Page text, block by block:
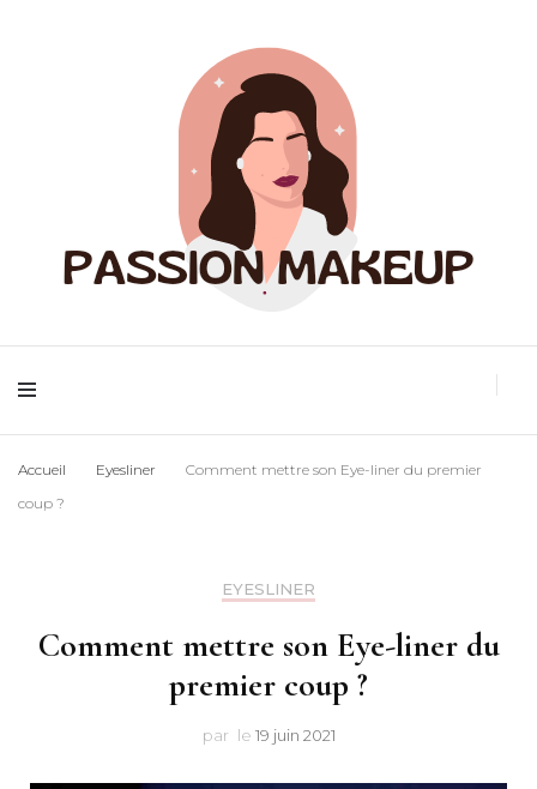
Passion
Accueil Eyesliner
Comment mettre son Eye-liner du premier
coup ?
EYESLINER
Comment mettre son Eye-liner du
premier coup ?
par le 19 juin 2021